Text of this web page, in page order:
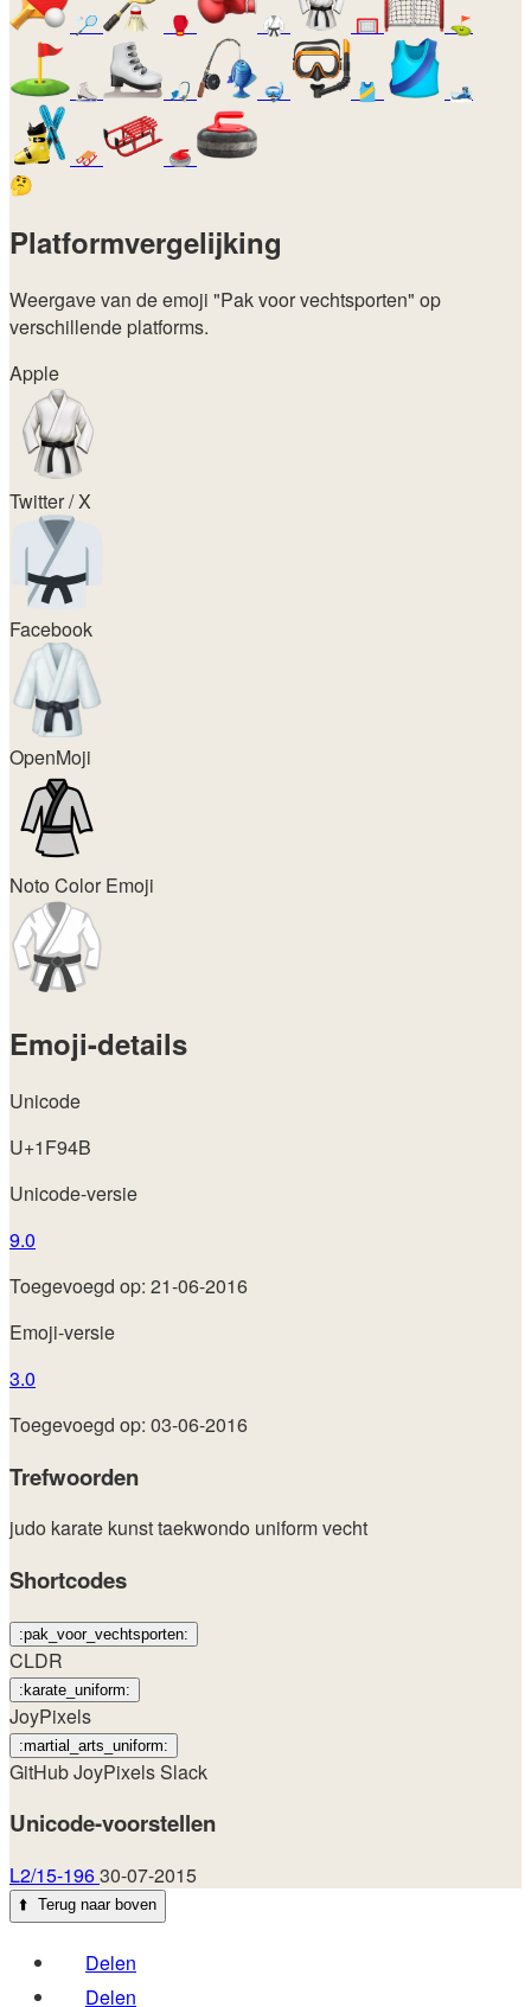
🏸 🥊 🥋 🥅 ⛳
⛸️ 🎣 🤿 🎽 🎿
🛷
🥌
🤔
Platformvergelijking
Weergave van de emoji "Pak voor vechtsporten" op
verschillende platforms.
Apple
Twitter / X
Facebook
OpenMoji
Noto Color Emoji
Emoji-details
Unicode
U+1F94B
Unicode-versie
9.0
Toegevoegd op: 21-06-2016
Emoji-versie
3.0
Toegevoegd op: 03-06-2016
Trefwoorden
judo karate kunsttaekwondo uniformvecht
Shortcodes
:pak_voor_vechtsporten:
CLDR
:karate_uniform:
JoyPixels
:martial_arts_uniform:
GitHubJoyPixelsSlack
Unicode-voorstellen
L2/15-19630-07-2015
⬆️ Terug naar boven
Delen
Delen